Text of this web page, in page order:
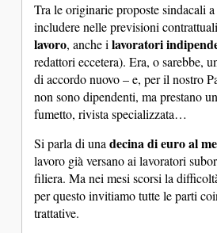
Tra le originarie proposte sindacali
includere nelle previsioni
lavoro, anche i lavoratori
redattori eccetera). Era, o sarebbe,
di accordo nuovo – e, per il nostro
non sono dipendenti, ma prestano
fumetto, rivista specializzata…
Si parla di una decina di euro al
lavoro già versano ai lavoratori
filiera. Ma nei mesi scorsi la
per questo invitiamo tutte le parti
trattative.